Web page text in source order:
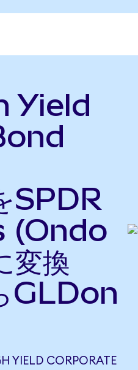
Yield
SPDR
(Ondo
換
GLDon
YIELD CORPORATE